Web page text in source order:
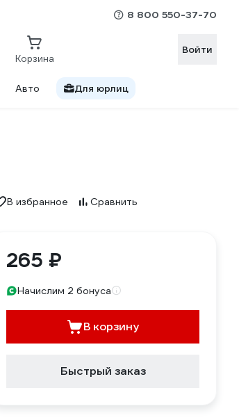
8 800 550-37-70
Корзина
Войти
Авто Для юрлиц
В избранное Сравнить
265 ₽
Начислим 2 бонуса
В корзину
Быстрый заказ